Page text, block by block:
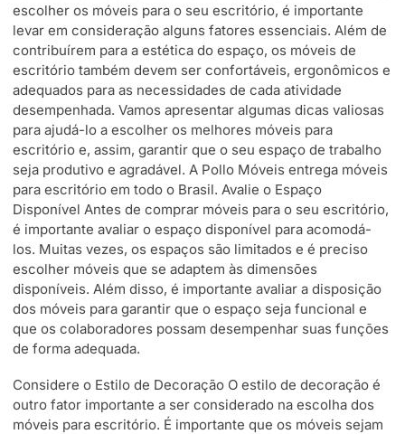
escolher os móveis para o seu escritório, é importante
levar em consideração alguns fatores essenciais. Além de
contribuírem para a estética do espaço, os móveis de
escritório também devem ser confortáveis, ergonômicos e
adequados para as necessidades de cada atividade
desempenhada. Vamos apresentar algumas dicas valiosas
para ajudá-lo a escolher os melhores móveis para
escritório e, assim, garantir que o seu espaço de trabalho
seja produtivo e agradável. A Pollo Móveis entrega móveis
para escritório em todo o Brasil. Avalie o Espaço
Disponível Antes de comprar móveis para o seu escritório,
é importante avaliar o espaço disponível para acomodá-
los. Muitas vezes, os espaços são limitados e é preciso
escolher móveis que se adaptem às dimensões
disponíveis. Além disso, é importante avaliar a disposição
dos móveis para garantir que o espaço seja funcional e
que os colaboradores possam desempenhar suas funções
de forma adequada.
Considere o Estilo de Decoração O estilo de decoração é
outro fator importante a ser considerado na escolha dos
móveis para escritório. É importante que os móveis sejam